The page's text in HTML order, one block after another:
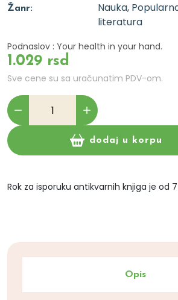
Žanr:
Nauka,
literatura
Podnaslov : Your health in your hand.
1.029 rsd
Sve cene su sa uračunatim PDV-om.
dodaj u korpu
Rok za isporuku antikvarnih knjiga je od
Opis